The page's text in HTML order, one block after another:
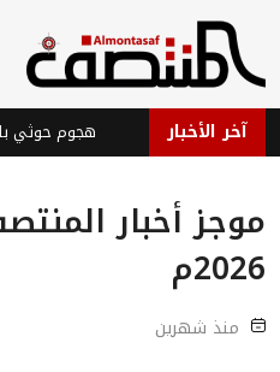
آخر الأخبار
روسيا تسيطر على بلدة في خاركيف وتعلن استهداف سفن أوكرانية
2026م
منذ شهرين